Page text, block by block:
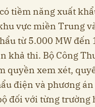
tiềm năng xuất
vực miền Trung
từ 5.000 MW đến
khả thi. Bộ Công
quyền xem xét,
điện và phương
đối với từng trường